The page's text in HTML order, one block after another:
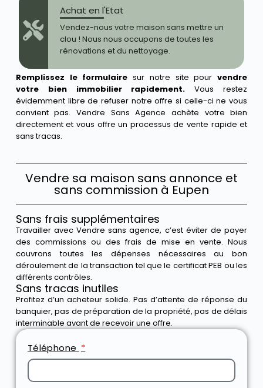
Achat en l'Etat
Vendez-nous votre maison sans mettre un
clou ! Nous nous occupons de toutes les
rénovations et du nettoyage.
Remplissez le formulairesur notre site pour vendre
votre bien immobilier rapidement.Vous restez
évidemment libre de refuser notre offre si celle-ci ne vous
convient pas. Vendre Sans Agence achète votre bien
directement et vous offre un processus de vente rapide et
sans tracas.
Vendre sa maison sans annonce et
sans commission à Eupen
Sans frais supplémentaires
Travailler avec Vendre sans agence, c’est éviter de payer
des commissions ou des frais de mise en vente. Nous
couvrons toutes les dépenses nécessaires au bon
déroulement de la transaction tel que le certificat PEB ou les
différents contrôles.
Sans tracas inutiles
Profitez d’un acheteur solide. Pas d’attente de réponse du
banquier, pas de préparation de la propriété, pas de délais
interminable avant de recevoir une offre.
Téléphone